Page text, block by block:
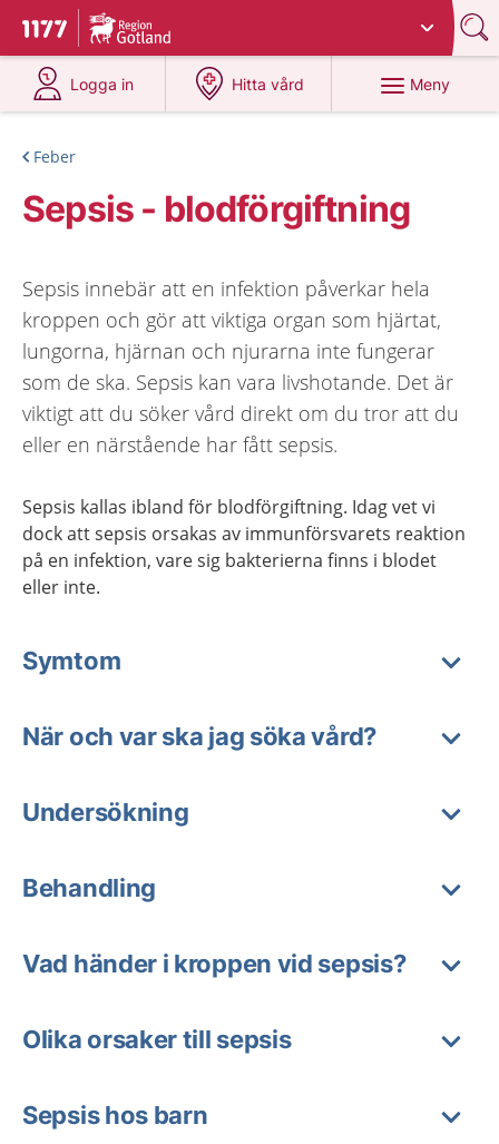
Till startsidan för 1177
Du har valt region
Logga in
på 1177.se
Hitta vård
på 1177.se
Meny
Feber
Sepsis - blodförgiftning
Sepsis innebär att en infektion påverkar hela
kroppen och gör att viktiga organ som hjärtat,
lungorna, hjärnan och njurarna inte fungerar
som de ska. Sepsis kan vara livshotande. Det är
viktigt att du söker vård direkt om du tror att du
eller en närstående har fått sepsis.
Sepsis kallas ibland för blodförgiftning. Idag vet vi
dock att sepsis orsakas av immunförsvarets reaktion
på en infektion, vare sig bakterierna finns i blodet
eller inte.
Symtom
När och var ska jag söka vård?
Undersökning
Behandling
Vad händer i kroppen vid sepsis?
Olika orsaker till sepsis
Sepsis hos barn